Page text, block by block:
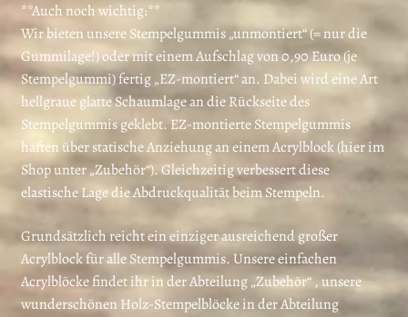
**Auch noch wichtig:**
Wir bieten unsere Stempelgummis „unmontiert“ (= nur die
Gummilage!) oder mit einem Aufschlag von 0,90 Euro (je
Stempelgummi) fertig „EZ-montiert“ an. Dabei wird eine Art
hellgraue glatte Schaumlage an die Rückseite des
Stempelgummis geklebt. EZ-montierte Stempelgummis
haften über statische Anziehung an einem Acrylblock (hier im
Shop unter „Zubehör“). Gleichzeitig verbessert diese
elastische Lage die Abdruckqualität beim Stempeln.
Grundsätzlich reicht ein einziger ausreichend großer
Acrylblock für alle Stempelgummis. Unsere einfachen
Acrylblöcke findet ihr in der Abteilung „Zubehör“ , unsere
wunderschönen Holz-Stempelblöcke in der Abteilung